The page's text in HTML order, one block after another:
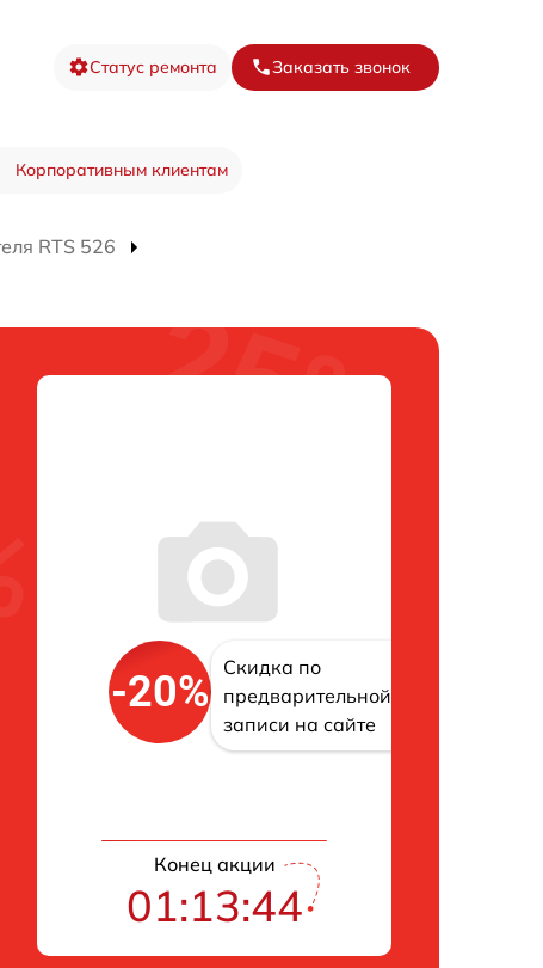
Статус ремонта Заказать звонок
Корпоративным клиентам
RTS 526
-20%
Скидка по
предварительной
записи на сайте
Конец акции
01:13:43